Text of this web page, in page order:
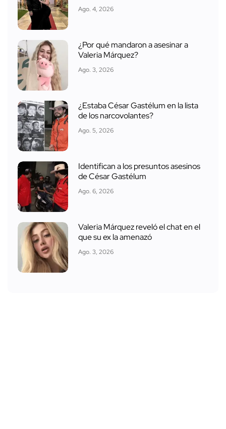
Ago. 4, 2026
¿Por qué mandaron a asesinar a
Valeria Márquez?
Ago. 3, 2026
¿Estaba César Gastélum en la lista
de los narcovolantes?
Ago. 5, 2026
Identifican a los presuntos asesinos
de César Gastélum
Ago. 6, 2026
Valeria Márquez reveló el chat en el
que su ex la amenazó
Ago. 3, 2026